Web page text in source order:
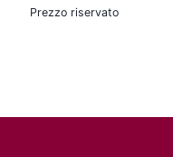
Prezzo riservato